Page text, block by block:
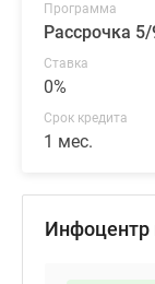
Программа
Рассрочка
Ставка
0%
Срок кредита
1 мес.
Инфоцентр